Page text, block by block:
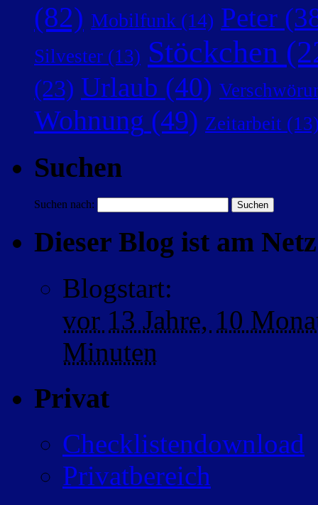
(82) Mobilfunk (14) Peter
Silvester (13) Stöckchen
(23) Urlaub (40)
Wohnung (49) Zeitarbeit
Suchen
Suchen nach:
Dieser Blog ist am
Blogstart:
vor 13 Jahre, 10
Minuten
Privat
Checklistendownload
Privatbereich